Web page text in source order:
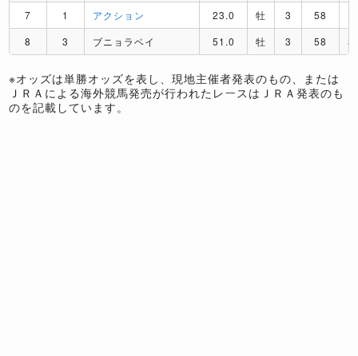
7 1 アクション 23.0 牡 3 58
8
3 ブニョラベイ 51.0 牡 3 58 S
※オッズは単勝オッズを表し、現地主催者発表のもの、または
ＪＲＡによる海外競馬発売が行われたレースはＪＲＡ発表のも
のを記載しています。